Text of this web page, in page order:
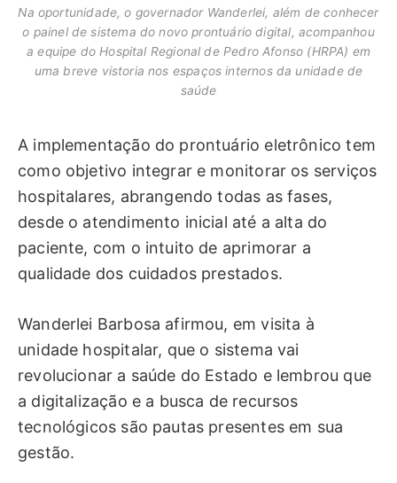
Na oportunidade, o governador Wanderlei, além de conhecer
o painel de sistema do novo prontuário digital, acompanhou
a equipe do Hospital Regional de Pedro Afonso (HRPA) em
uma breve vistoria nos espaços internos da unidade de
saúde
A implementação do prontuário eletrônico tem
como objetivo integrar e monitorar os serviços
hospitalares, abrangendo todas as fases,
desde o atendimento inicial até a alta do
paciente, com o intuito de aprimorar a
qualidade dos cuidados prestados.
Wanderlei Barbosa afirmou, em visita à
unidade hospitalar, que o sistema vai
revolucionar a saúde do Estado e lembrou que
a digitalização e a busca de recursos
tecnológicos são pautas presentes em sua
gestão.